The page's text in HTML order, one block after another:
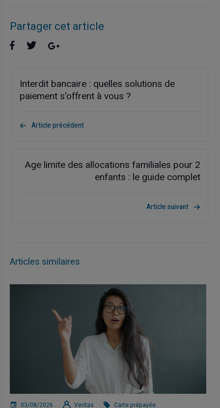
Partager cet article
Interdit bancaire : quelles solutions de
paiement s'offrent à vous ?
Article précédent
Age limite des allocations familiales pour 2
enfants : le guide complet
Article suivant
Articles similaires
03/08/2026 Veritas Carte prépayée